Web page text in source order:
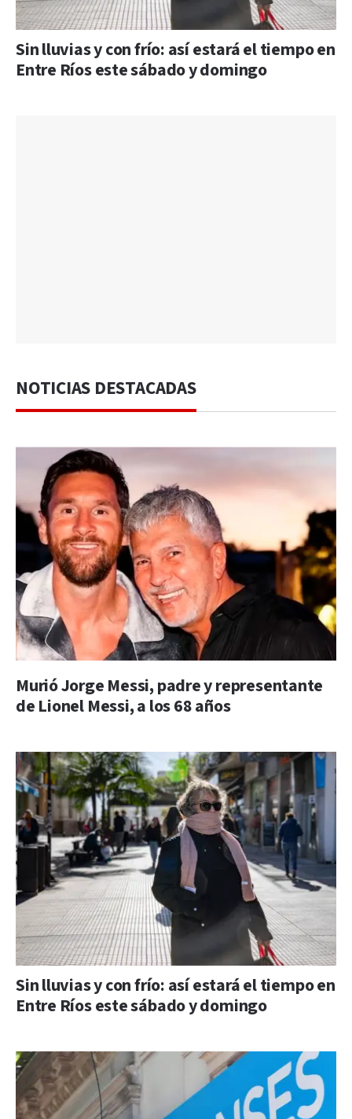
Sin lluvias y con frío: así estará el tiempo en
Entre Ríos este sábado y domingo
NOTICIAS DESTACADAS
Murió Jorge Messi, padre y representante
de Lionel Messi, a los 68 años
Sin lluvias y con frío: así estará el tiempo en
Entre Ríos este sábado y domingo